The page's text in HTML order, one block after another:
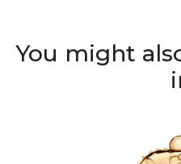
You might